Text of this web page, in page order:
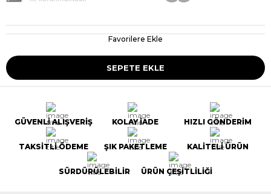
Favorilere Ekle
GÜVENLİ ALIŞVERİŞ KOLAY İADE HIZLI GÖNDERİM
TAKSİTLİ ÖDEME ŞIK PAKETLEME KALİTELİ ÜRÜN
SÜRDÜRÜLEBİLİR ÜRÜN ÇEŞİTLİLİĞİ